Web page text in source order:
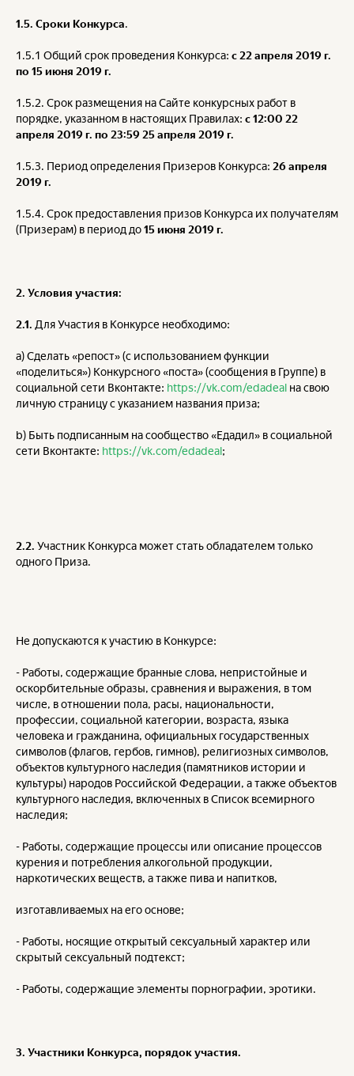
1.5. Сроки Конкурса.
1.5.1 Общий срок проведения Конкурса: с 22 апреля 2019 г.
по 15 июня 2019 г.
1.5.2. Срок размещения на Сайте конкурсных работ в
порядке, указанном в настоящих Правилах: с 12:00 22
апреля 2019 г. по 23:59 25 апреля 2019 г.
1.5.3. Период определения Призеров Конкурса: 26 апреля
2019 г.
1.5.4. Срок предоставления призов Конкурса их получателям
(Призерам) в период до15 июня 2019 г.
2. Условия участия:
2.1. Для Участия в Конкурсе необходимо:
a) Сделать «репост» (с использованием функции
«поделиться») Конкурсного «поста» (сообщения в Группе) в
социальной сети Вконтакте: https://vk.com/edadeal на свою
личную страницу с указанием названия приза;
b) Быть подписанным на сообщество «Едадил» в социальной
сети Вконтакте: https://vk.com/edadeal;
2.2. Участник Конкурса может стать обладателем только
одного Приза.
Не допускаются к участию в Конкурсе:
- Работы, содержащие бранные слова, непристойные и
оскорбительные образы, сравнения и выражения, в том
числе, в отношении пола, расы, национальности,
профессии, социальной категории, возраста, языка
человека и гражданина, официальных государственных
символов (флагов, гербов, гимнов), религиозных символов,
объектов культурного наследия (памятников истории и
культуры) народов Российской Федерации, а также объектов
культурного наследия, включенных в Список всемирного
наследия;
- Работы, содержащие процессы или описание процессов
курения и потребления алкогольной продукции,
наркотических веществ, а также пива и напитков,
изготавливаемых на его основе;
- Работы, носящие открытый сексуальный характер или
скрытый сексуальный подтекст;
- Работы, содержащие элементы порнографии, эротики.
3. Участники Конкурса, порядок участия.